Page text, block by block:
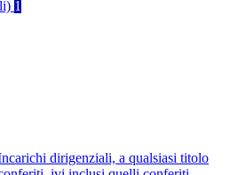
1
dirigenziali, a qualsiasi titolo